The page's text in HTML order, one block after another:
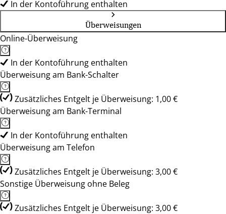
In der Kontoführung enthalten
Überweisungen
Online-Überweisung
In der Kontoführung enthalten
Überweisung am Bank-Schalter
Zusätzliches Entgelt je Überweisung: 1,00 €
Überweisung am Bank-Terminal
In der Kontoführung enthalten
Überweisung am Telefon
Zusätzliches Entgelt je Überweisung: 3,00 €
Sonstige Überweisung ohne Beleg
Zusätzliches Entgelt je Überweisung: 3,00 €